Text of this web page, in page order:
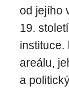
od jejího
19.
instituce.
areálu,
a